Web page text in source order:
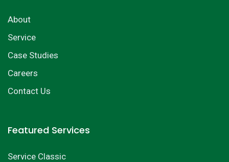
About
Service
Case Studies
Careers
Contact Us
Featured Services
Service Classic